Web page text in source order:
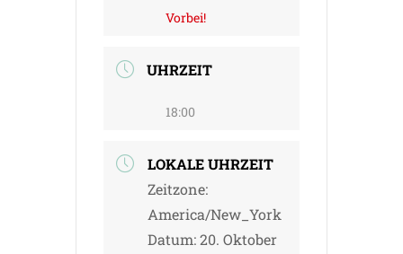
Vorbei!
UHRZEIT
18:00
LOKALE UHRZEIT
Zeitzone:
America/New_York
Datum:20. Oktober